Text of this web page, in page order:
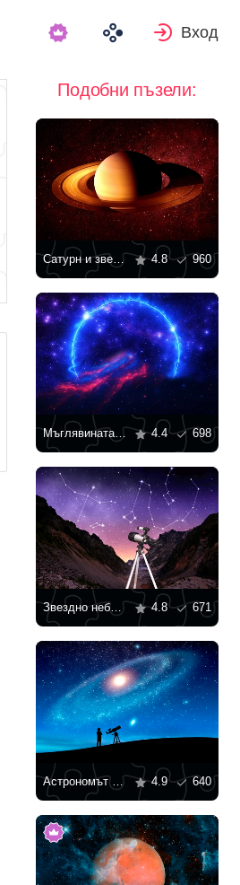
Вход
Подобни пъзели:
Сатурн и звездите 4.8 960
Мъглявината Балон 4.4 698
Звездно небе над планините 4.8 671
Астрономът гледа към звездното небе 4.9 640